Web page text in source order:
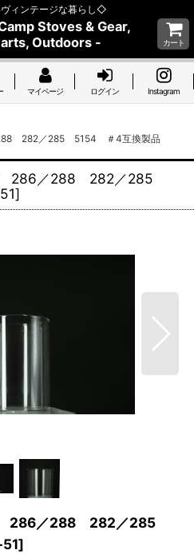
ィンテージな暮らし◇
Stoves & Gear,
Outdoors -
カート
マイページ ログイン Instagram
282／285 5154 ＃4互換製品
286／288 282／285
]
286／288 282／285
]